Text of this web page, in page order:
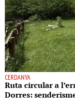
CERDANYA
Ruta circular a
Dorres: